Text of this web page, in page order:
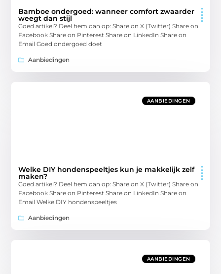
Bamboe ondergoed: wanneer comfort zwaarder
weegt dan stijl
Goed artikel? Deel hem dan op: Share on X (Twitter) Share on
Facebook Share on Pinterest Share on LinkedIn Share on
Email Goed ondergoed doet
Aanbiedingen
AANBIEDINGEN
Welke DIY hondenspeeltjes kun je makkelijk zelf
maken?
Goed artikel? Deel hem dan op: Share on X (Twitter) Share on
Facebook Share on Pinterest Share on LinkedIn Share on
Email Welke DIY hondenspeeltjes
Aanbiedingen
AANBIEDINGEN